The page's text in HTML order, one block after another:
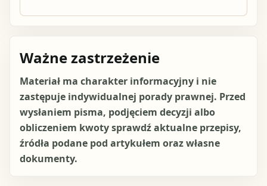
Ważne zastrzeżenie
Materiał ma charakter informacyjny i nie
zastępuje indywidualnej porady prawnej. Przed
wysłaniem pisma, podjęciem decyzji albo
obliczeniem kwoty sprawdź aktualne przepisy,
źródła podane pod artykułem oraz własne
dokumenty.